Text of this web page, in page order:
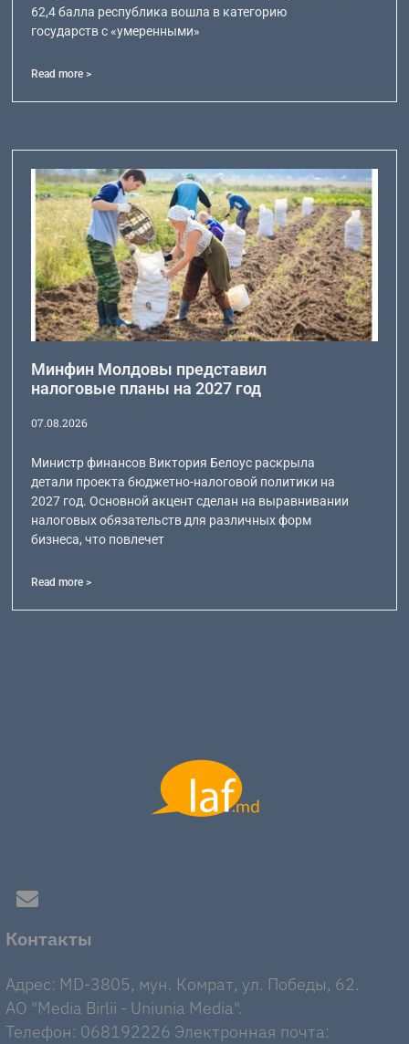
62,4 балла республика вошла в категорию
государств с «умеренными»
Read more >
Минфин Молдовы представил
налоговые планы на 2027 год
07.08.2026
Министр финансов Виктория Белоус раскрыла
детали проекта бюджетно-налоговой политики на
2027 год. Основной акцент сделан на выравнивании
налоговых обязательств для различных форм
бизнеса, что повлечет
Read more >
Контакты
Адрес: MD-3805, мун. Комрат, ул. Победы, 62.
AO "Media Birlii - Uniunia Media".
Телефон: 068192226 Электронная почта: